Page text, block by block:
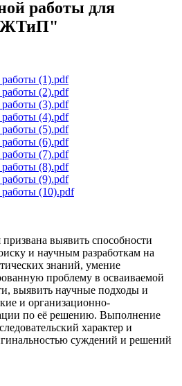
работы для
(1).pdf
(2).pdf
(3).pdf
(4).pdf
(5).pdf
(6).pdf
(7).pdf
(8).pdf
(9).pdf
(10).pdf
выявить способности
и научным разработкам на
знаний, умение
проблему в осваиваемой
выявить научные подходы и
и организационно-
по её решению. Выполнение
характер и
суждений и решений